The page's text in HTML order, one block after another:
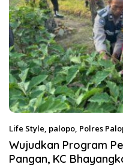
Life Style, palopo, Polres
Wujudkan Program
Pangan, KC